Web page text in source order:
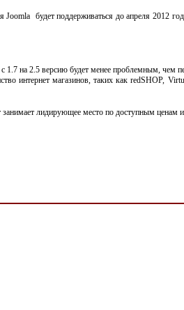
будет поддерживаться до апреля 2012
1.7 на 2.5 версию будет менее проблемным, чем
интернет магазинов, таких как redSHOP,
лидирующее место по доступным ценам